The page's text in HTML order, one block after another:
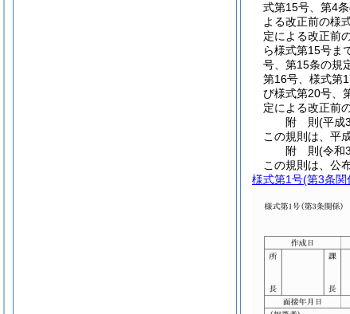
式第15号、第4
よる改正前の様
定による改正前
ら様式第15号ま
号、第15条の規
第16号、様式第
び様式第20号、
定による改正前
附 則(平成
この規則は、平
附 則(令和
この規則は、公
様式第1号(第3条関